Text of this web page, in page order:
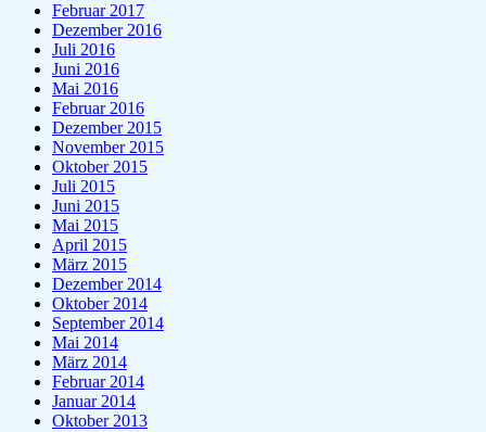
Februar 2017
Dezember 2016
Juli 2016
Juni 2016
Mai 2016
Februar 2016
Dezember 2015
November 2015
Oktober 2015
Juli 2015
Juni 2015
Mai 2015
April 2015
März 2015
Dezember 2014
Oktober 2014
September 2014
Mai 2014
März 2014
Februar 2014
Januar 2014
Oktober 2013